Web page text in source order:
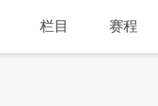
栏目 赛程